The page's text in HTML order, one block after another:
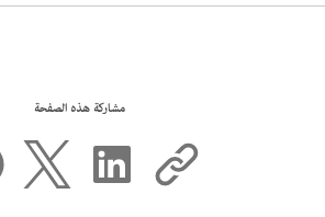
مشاركة هذه الصفحة